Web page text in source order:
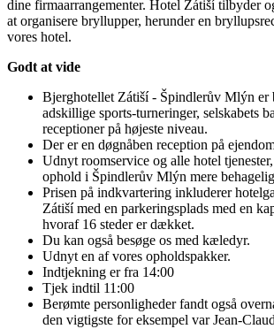
dine firmaarrangementer. Hotel Zátiší tilbyder
at organisere bryllupper, herunder en
vores hotel.
Godt at vide
Bjerghotellet Zátiší - Špindlerův Mlýn er
adskillige sports-turneringer, selskabets
receptioner på højeste niveau.
Der er en døgnåben reception på
Udnyt roomservice og alle hotel
ophold i Špindlerův Mlýn mere
Prisen på indkvartering inkluderer
Zátiší med en parkeringsplads med en
hvoraf 16 steder er dækket.
Du kan også besøge os med kæledyr.
Udnyt en af ​​vores opholdspakker.
Indtjekning er fra 14:00
Tjek indtil 11:00
Berømte personligheder fandt også
den vigtigste for eksempel var Jean-